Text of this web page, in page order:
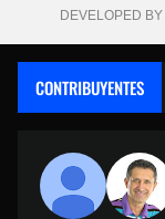
DEVELOPED BY
CONTRIBUYENTES